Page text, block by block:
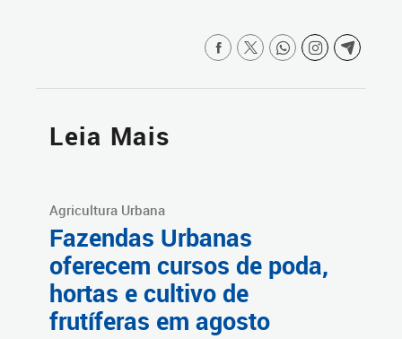
Leia Mais
Agricultura Urbana
Fazendas Urbanas
oferecem cursos de poda,
hortas e cultivo de
frutíferas em agosto